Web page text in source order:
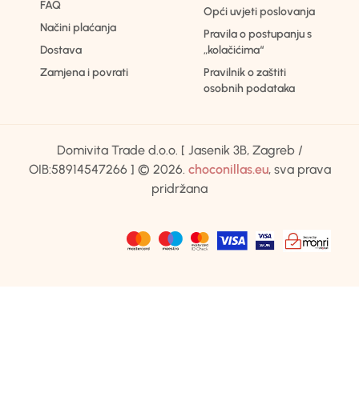
FAQ
Načini plaćanja
Dostava
Zamjena i povrati
Opći uvjeti poslovanja
Pravila o postupanju s
„kolačićima“
Pravilnik o zaštiti
osobnih podataka
Domivita Trade d.o.o. [ Jasenik 3B, Zagreb /
OIB:58914547266 ] © 2026. choconillas.eu, sva prava
pridržana